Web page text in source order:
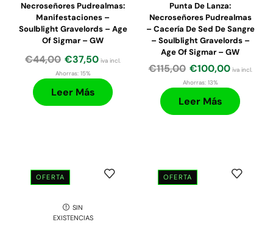
Necroseñores Pudrealmas:
Manifestaciones –
Soulblight Gravelords – Age
Of Sigmar – GW
€44,00 €37,50 iva incl.
Ahorras:15%
Leer Más
Punta De Lanza:
Necroseñores Pudrealmas
– Cacería De Sed De Sangre
– Soulblight Gravelords –
Age Of Sigmar – GW
€115,00 €100,00 iva incl.
Ahorras:13%
Leer Más
OFERTA
SIN
EXISTENCIAS
OFERTA